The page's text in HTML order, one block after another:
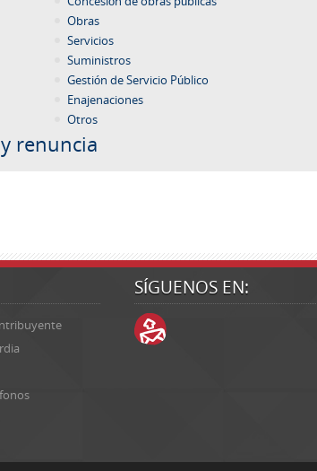
Obras
Servicios
Suministros
Gestión de Servicio Público
Enajenaciones
Otros
renuncia
SÍGUENOS EN: